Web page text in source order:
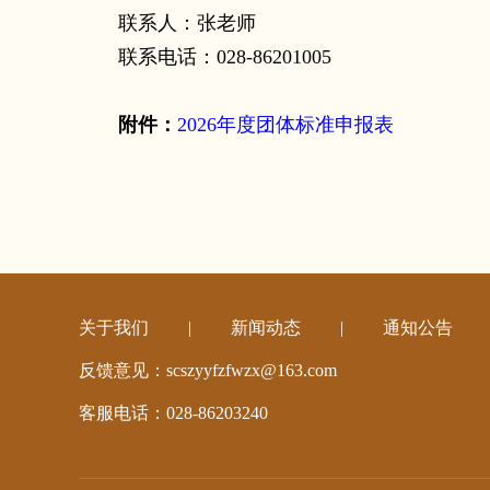
联系人：张老师
联系电话：028-86201005
附件： 2026年度团体标准申报表
关于我们 | 新闻动态 | 通知公告
反馈意见：scszyyfzfwzx@163.com
客服电话：028-86203240